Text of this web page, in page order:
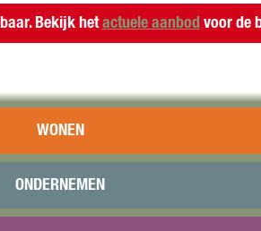
WONEN
ONDERNEMEN
Bekijk hetactuele aanbod voor de
hardloopfestival waar
van 5, 10 en 15